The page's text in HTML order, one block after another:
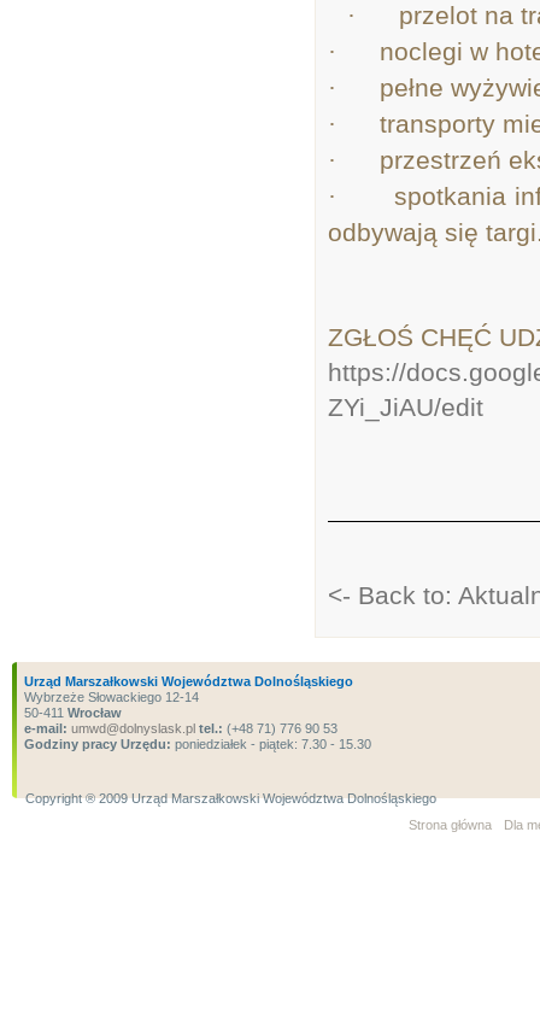
· przelot na
· noclegi w
· pełne
· transporty
· przestrzeń
·
spotkania
odbywają się
ZGŁOŚ CHĘĆ
https://
ZYi_JiAU/edit
<- Back to:
Urząd Marszałkowski Województwa Dolnośląskiego
Wybrzeże Słowackiego 12-14
50-411 Wrocław
e-mail: umwd@dolnyslask.pl tel.: (+48 71) 776 90 53
Godziny pracy Urzędu: poniedziałek - piątek: 7.30 - 15.30
Copyright ® 2009 Urząd Marszałkowski Województwa Dolnośląskiego
Strona główna
Dla